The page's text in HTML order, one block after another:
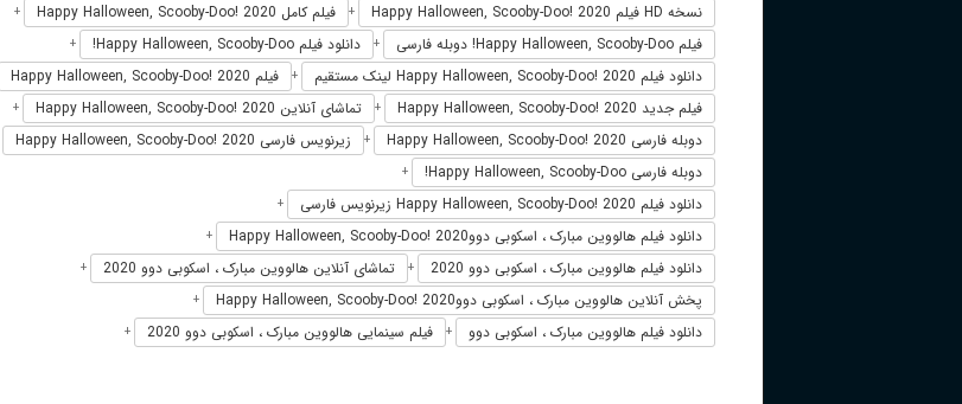
نسخه HD فیلم Happy Halloween, Scooby-Doo! 2020 + فیلم کامل Happy Halloween, Scooby-Doo! 2020 +
فیلم Happy Halloween, Scooby-Doo! دوبله فارسی + دانلود فیلم Happy Halloween, Scooby-Doo! +
دانلود فیلم Happy Halloween, Scooby-Doo! 2020 لینک مستقیم + فیلم Happy Halloween, Scooby-Doo! 2020
فیلم جدید Happy Halloween, Scooby-Doo! 2020 + تماشای آنلاین Happy Halloween, Scooby-Doo! 2020 +
دوبله فارسی Happy Halloween, Scooby-Doo! 2020 + زیرنویس فارسی Happy Halloween, Scooby-Doo! 2020
دوبله فارسی Happy Halloween, Scooby-Doo! +
دانلود فیلم Happy Halloween, Scooby-Doo! 2020 زیرنویس فارسی +
دانلود فیلم هالووین مبارک ، اسکوبی دووHappy Halloween, Scooby-Doo! 2020 +
دانلود فیلم هالووین مبارک ، اسکوبی دوو 2020 + تماشای آنلاین هالووین مبارک ، اسکوبی دوو 2020 +
پخش آنلاین هالووین مبارک ، اسکوبی دووHappy Halloween, Scooby-Doo! 2020 +
دانلود فیلم هالووین مبارک ، اسکوبی دوو + فیلم سینمایی هالووین مبارک ، اسکوبی دوو 2020 +